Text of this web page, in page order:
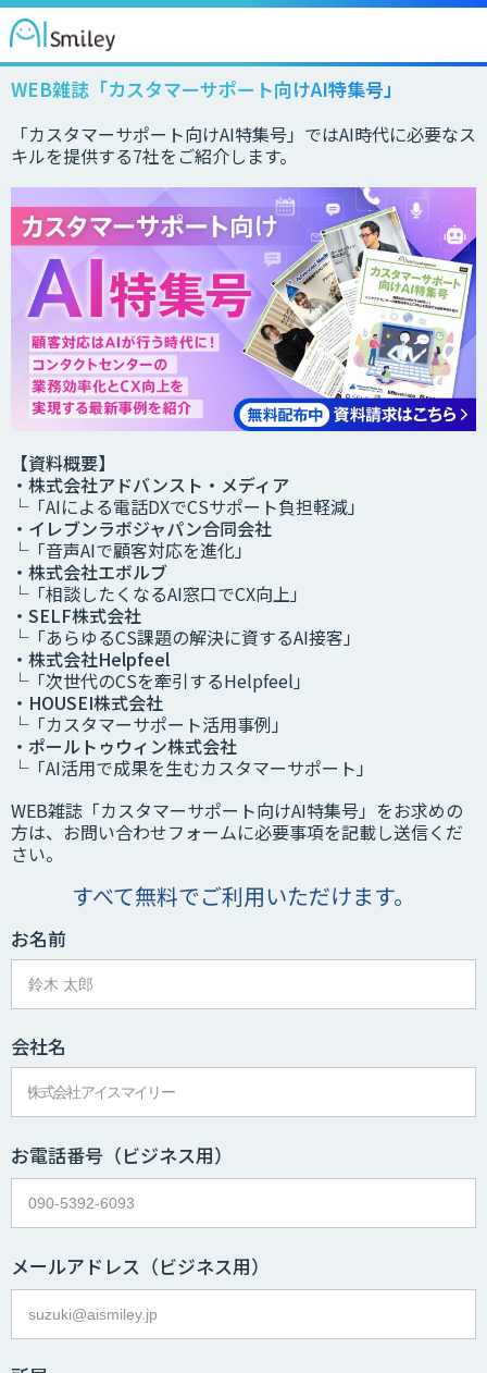
WEB雑誌「カスタマーサポート向けAI特集号」
「カスタマーサポート向けAI特集号」ではAI時代に必要なス
キルを提供する7社をご紹介します。
【資料概要】
・株式会社アドバンスト・メディア
└「AIによる電話DXでCSサポート負担軽減」
・イレブンラボジャパン合同会社
└「音声AIで顧客対応を進化」
・株式会社エボルブ
└「相談したくなるAI窓口でCX向上」
・SELF株式会社
└「あらゆるCS課題の解決に資するAI接客」
・株式会社Helpfeel
└「次世代のCSを牽引するHelpfeel」
・HOUSEI株式会社
└「カスタマーサポート活用事例」
・ポールトゥウィン株式会社
└「AI活用で成果を生むカスタマーサポート」
WEB雑誌「カスタマーサポート向けAI特集号」をお求めの
方は、お問い合わせフォームに必要事項を記載し送信くだ
さい。
すべて無料でご利用いただけます。
お名前
会社名
お電話番号 （ビジネス用）
メールアドレス （ビジネス用）